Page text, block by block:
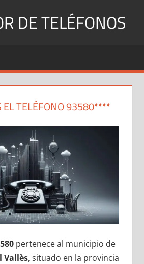
DE TELÉFONOS
EL TELÉFONO 93580****
pertenece al municipio dе
Vallès, situado en la provincia